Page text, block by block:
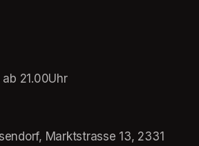
21.00Uhr
Marktstrasse 13, 2331